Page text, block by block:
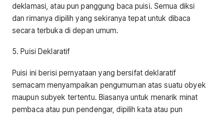
deklamasi, atau pun panggung baca puisi. Semua diksi
dan rimanya dipilih yang sekiranya tepat untuk dibaca
secara terbuka di depan umum.
5. Puisi Deklaratif
Puisi ini berisi pernyataan yang bersifat deklaratif
semacam menyampaikan pengumuman atas suatu obyek
maupun subyek tertentu. Biasanya untuk menarik minat
pembaca atau pun pendengar, dipilih kata atau pun